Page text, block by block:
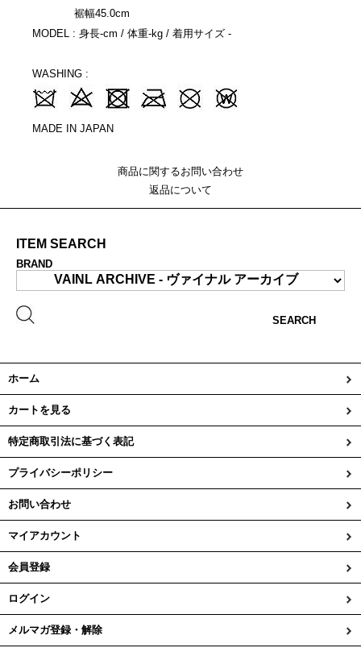
裾幅45.0cm
MODEL : 身長-cm / 体重-kg / 着用サイズ -
WASHING :
MADE IN JAPAN
商品に関するお問い合わせ
返品について
ITEM SEARCH
BRAND
SEARCH
ホーム
カートを見る
特定商取引法に基づく表記
プライバシーポリシー
お問い合わせ
マイアカウント
会員登録
ログイン
メルマガ登録・解除